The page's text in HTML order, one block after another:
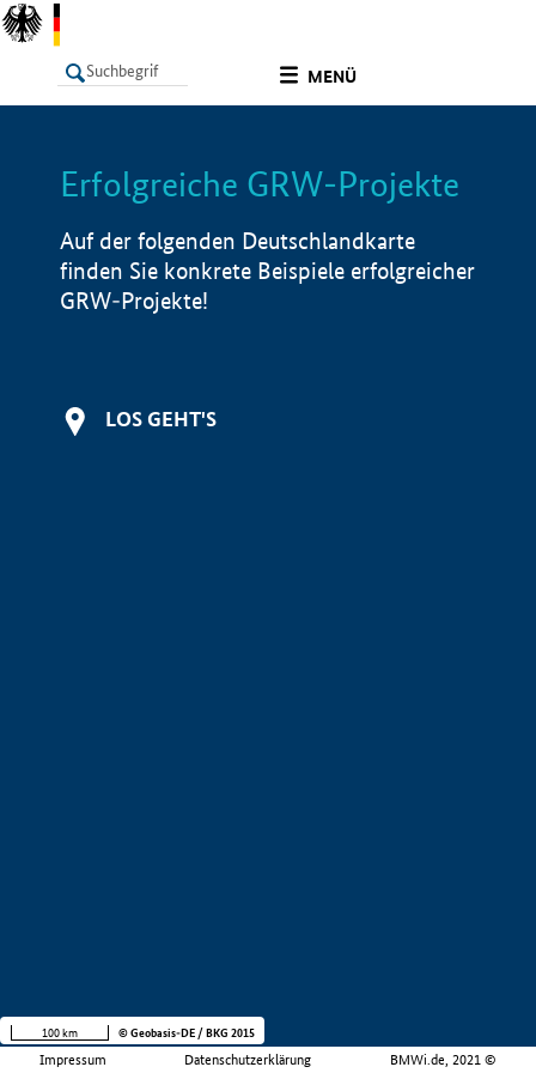
MENÜ
LISTE Info
Erfolgreiche GRW-Projekte
Auf der folgenden Deutschlandkarte
finden Sie konkrete Beispiele erfolgreicher
GRW-Projekte!
LOS GEHT'S
Impressum Datenschutzerklärung BMWi.de, 2021 ©
100 km © Geobasis-DE / BKG 2015